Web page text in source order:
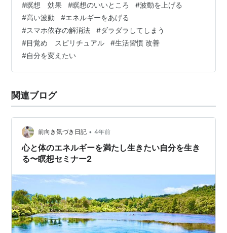
すよ。 簡単なワークもご紹介しますので、 ぜひ試してみ
てくださいね(^^) ・ 今日も夢のように美しい夕暮れでし
たね。 みなさまもご覧になられたでしょうか。 私たちは
映画や想像の世界より美しい世界に 今、生きていますね
(^^) 裸眼生活4日目ですが、 パソコン作業やスマホを見
る時…
#瞑想 効果 #瞑想のいいところ #波動を上げる
#高い波動 #エネルギーをあげる
#スマホ依存の解消法 #ダラダラしてしまう
#目覚め スピリチュアル #生活習慣 改善
#自分を変えたい
関連ブログ
前向き気づき日記 • 4年前
心と体のエネルギーを満たし生きたい自分を生き
る〜瞑想セミナー2